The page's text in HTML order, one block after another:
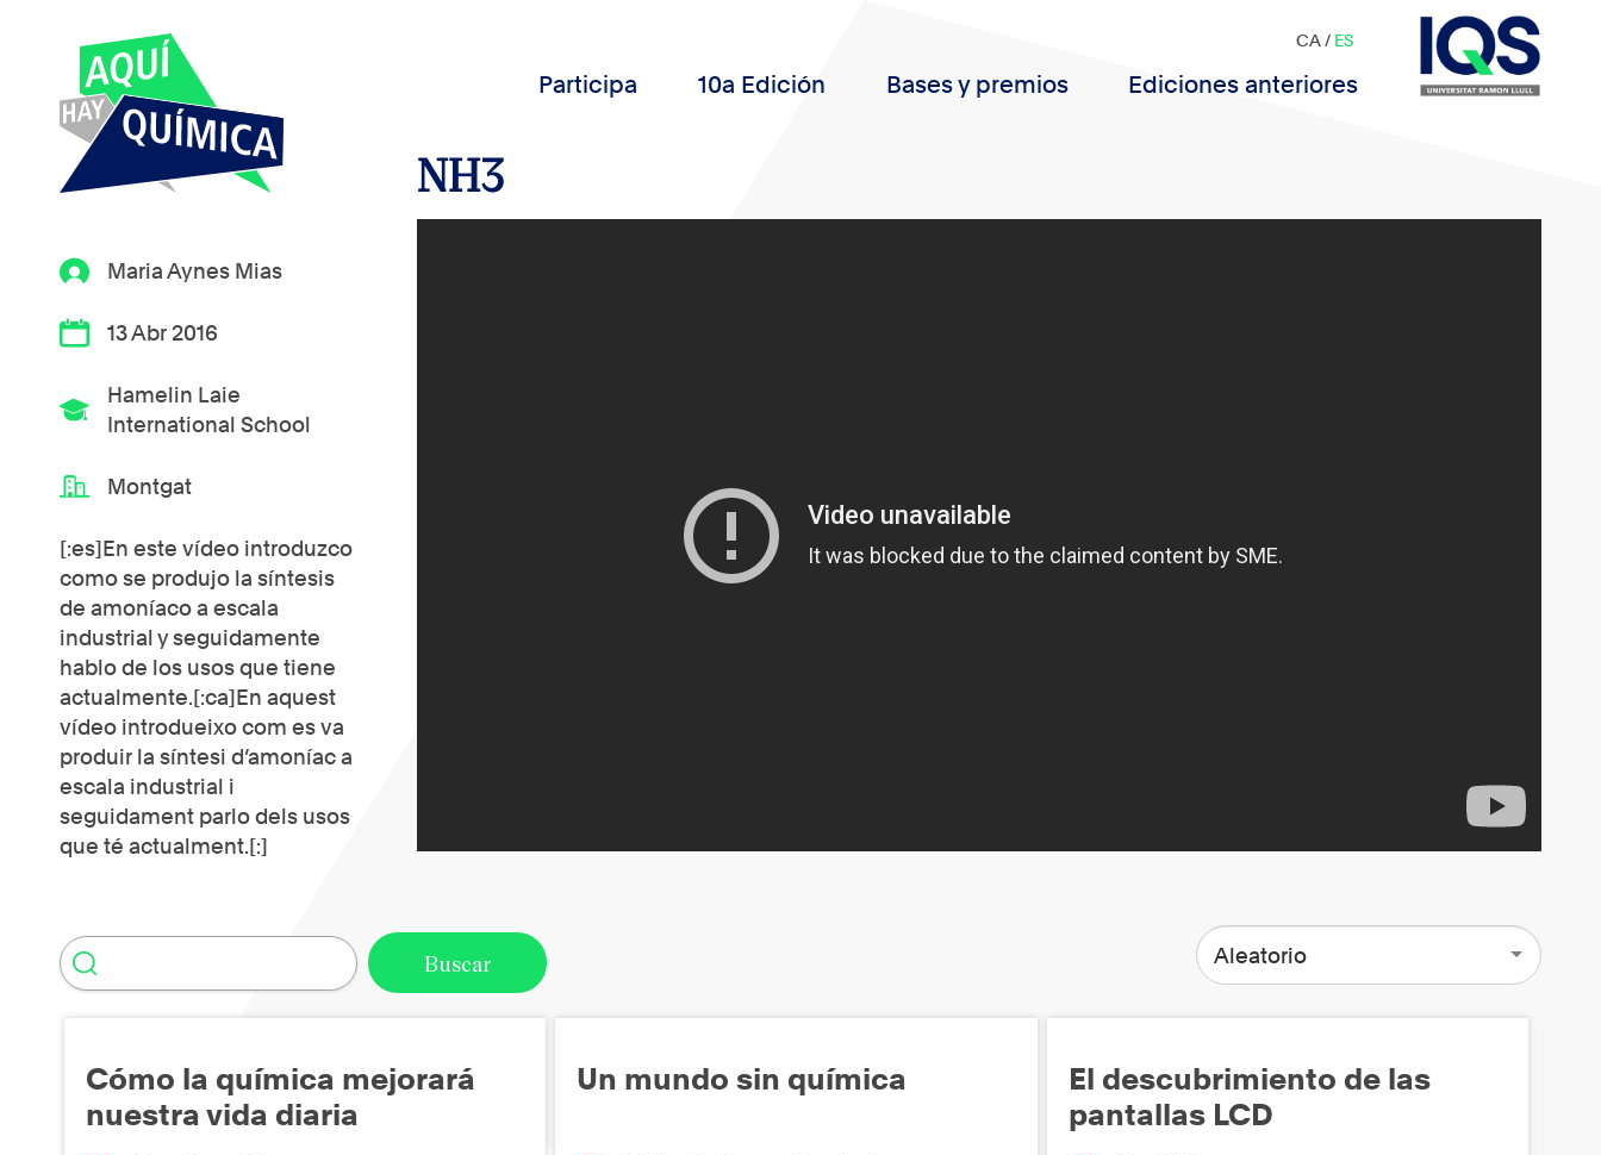
Participa 10a Edición Bases y premios Ediciones anteriores
CA/ ES
Maria Aynes Mias
13 Abr 2016
Hamelin Laie
International School
Montgat
[:es]En este vídeo introduzco
como se produjo la síntesis
de amoníaco a escala
industrial y seguidamente
hablo de los usos que tiene
actualmente.[:ca]En aquest
vídeo introdueixo com es va
produir la síntesi d’amoníac a
escala industrial i
seguidament parlo dels usos
que té actualment.[:]
NH3
Aleatorio
Cómo la química mejorará
nuestra vida diaria
Un mundo sin química
El descubrimiento de las
pantallas LCD